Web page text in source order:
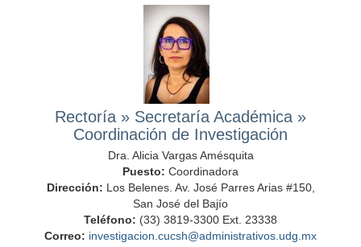
Rectoría » Secretaría Académica »
Coordinación de Investigación
Dra. Alicia Vargas Amésquita
Puesto: Coordinadora
Dirección: Los Belenes. Av. José Parres Arias #150,
San José del Bajío
Teléfono: (33) 3819-3300 Ext. 23338
Correo: investigacion.cucsh@administrativos.udg.mx